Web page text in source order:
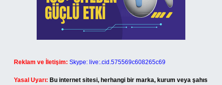
Reklam ve İletişim: Skype: live:.cid.575569c608265c69
Yasal Uyarı: Bu internet sitesi, herhangi bir marka, kurum veya şahıs